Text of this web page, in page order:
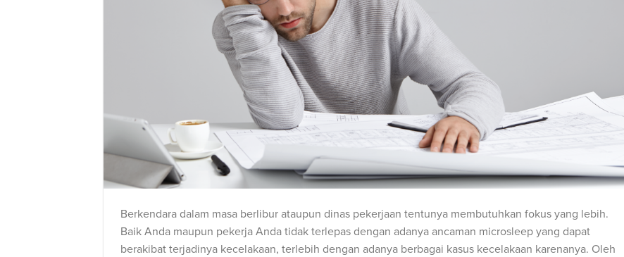
Berkendara dalam masa berlibur ataupun dinas pekerjaan tentunya membutuhkan fokus yang lebih.
Baik Anda maupun pekerja Anda tidak terlepas dengan adanya ancaman microsleep yang dapat
berakibat terjadinya kecelakaan, terlebih dengan adanya berbagai kasus kecelakaan karenanya. Oleh